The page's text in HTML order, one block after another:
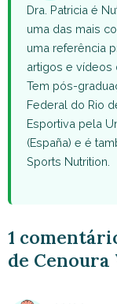
Dra. Patricia é
uma das mais
uma referência
artigos e vídeos
Tem pós-
Federal do Rio
Esportiva pela
(España) e é
Sports Nutrition.
1
de Cenoura